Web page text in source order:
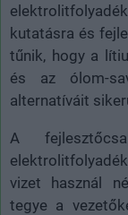
kutatásra és
tűnik, hogy a
és az ólom-
alternatíváit
A
vizet használ
tegye a